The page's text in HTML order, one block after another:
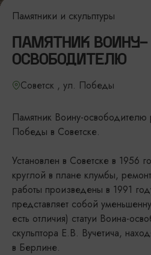
Памятники и скульптуры
ПАМЯТНИК ВОИНУ-
ОСВОБОДИТЕЛЮ
Советск , ул. Победы
Памятник Воину-
Победы в Советске.
Установлен в Советске в 1956
круглой в плане клумбы,
работы произведены в 1991
представляет собой
есть отличия) статуи Воина-
скульптора Е.В. Вучетича,
в Берлине.